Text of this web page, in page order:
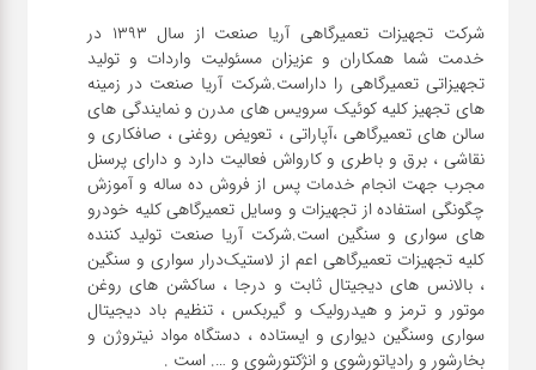
کارواش
لوازم
یدکی
معاینه
فنی
شرکت تجهیزات تعمیرگاهی آریا صنعت از سال ۱۳۹۳ در
خدمت شما همکاران و عزیزان مسئولیت واردات و تولید
تجهیزاتی تعمیرگاهی را داراست.شرکت آریا صنعت در زمینه
های تجهیز کلیه کوئیک سرویس های مدرن و نمایندگی های
سالن های تعمیرگاهی ،آپاراتی ، تعویض روغنی ، صافکاری و
نقاشی ، برق و باطری و کارواش فعالیت دارد و دارای پرسنل
مجرب جهت انجام خدمات پس از فروش ده ساله و آموزش
چگونگی استفاده از تجهیزات و وسایل تعمیرگاهی کلیه خودرو
های سواری و سنگین است.شرکت آریا صنعت تولید کننده
کلیه تجهیزات تعمیرگاهی اعم از لاستیک‌درار سواری و ‌سنگین
، بالانس های دیجیتال ثابت و درجا ، ساکشن های روغن
موتور و ترمز و هیدرولیک و گیربکس ، تنظیم باد دیجیتال
سواری و‌سنگین دیواری و ایستاده ، دستگاه مواد نیتروژن و